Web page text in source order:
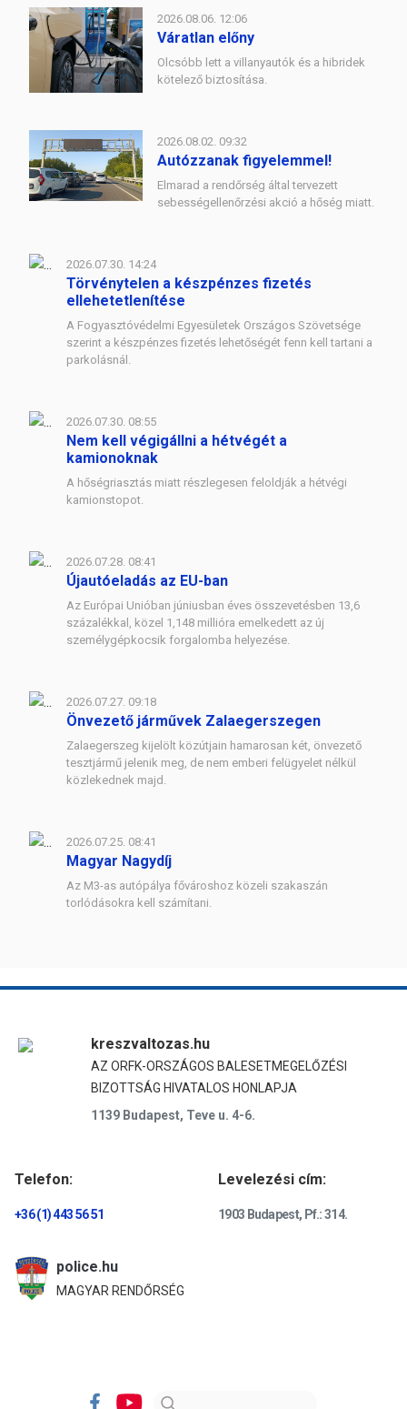
2026.08.06. 12:06
Váratlan előny
Olcsóbb lett a villanyautók és a hibridek
kötelező biztosítása.
2026.08.02. 09:32
Autózzanak figyelemmel!
Elmarad a rendőrség által tervezett
sebességellenőrzési akció a hőség miatt.
2026.07.30. 14:24
Törvénytelen a készpénzes fizetés
ellehetetlenítése
A Fogyasztóvédelmi Egyesületek Országos Szövetsége
szerint a készpénzes fizetés lehetőségét fenn kell tartani a
parkolásnál.
2026.07.30. 08:55
Nem kell végigállni a hétvégét a
kamionoknak
A hőségriasztás miatt részlegesen feloldják a hétvégi
kamionstopot.
2026.07.28. 08:41
Újautóeladás az EU-ban
Az Európai Unióban júniusban éves összevetésben 13,6
százalékkal, közel 1,148 millióra emelkedett az új
személygépkocsik forgalomba helyezése.
2026.07.27. 09:18
Önvezető járművek Zalaegerszegen
Zalaegerszeg kijelölt közútjain hamarosan két, önvezető
tesztjármű jelenik meg, de nem emberi felügyelet nélkül
közlekednek majd.
2026.07.25. 08:41
Magyar Nagydíj
Az M3-as autópálya fővároshoz közeli szakaszán
torlódásokra kell számítani.
kreszvaltozas.hu
AZ ORFK-ORSZÁGOS BALESETMEGELŐZÉSI
BIZOTTSÁG HIVATALOS HONLAPJA
1139 Budapest, Teve u. 4-6.
Telefon:
+36 (1) 443 56 51
Levelezési cím:
1903 Budapest, Pf.: 314.
police.hu
MAGYAR RENDŐRSÉG